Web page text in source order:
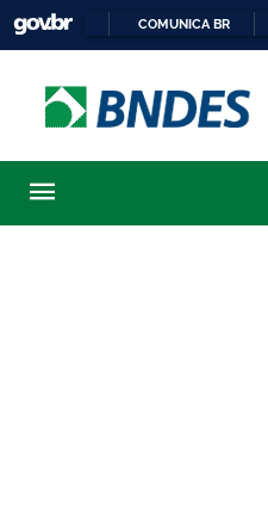
COMUNICA BR